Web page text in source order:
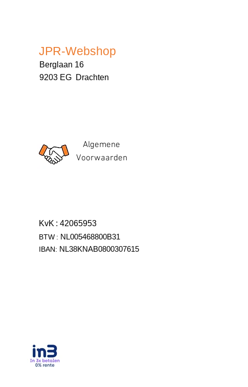
JPR-Webshop
Berglaan 16
9203 EG Drachten
Algemene
Voorwaarden
KvK : 42065953
BTW : NL005468800B31
IBAN: NL38KNAB0800307615